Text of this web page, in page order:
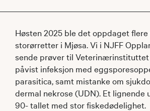
Høsten 2025 ble det oppdaget
storørretter i Mjøsa. Vi i NJFF
sende prøver til
påvist infeksjon med
parasitica, samt mistanke om
dermal nekrose (UDN). Et lignende
90- tallet med stor fiskedødelighet.